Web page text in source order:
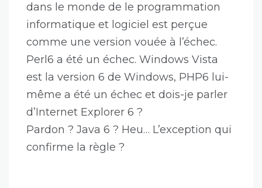
dans le monde de le programmation
informatique et logiciel est perçue
comme une version vouée à l’échec.
Perl6 a été un échec. Windows Vista
est la version 6 de Windows, PHP6 lui-
même a été un échec et dois-je parler
d’Internet Explorer 6 ?
Pardon ? Java 6 ? Heu… L’exception qui
confirme la règle ?